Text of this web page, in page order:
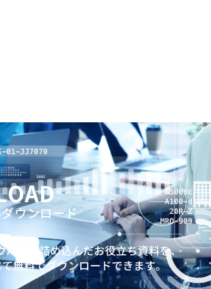
ウンロード
ハウを詰め込んだお役立ち資料を、
無料でダウンロードできます。